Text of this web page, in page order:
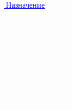
Назначение